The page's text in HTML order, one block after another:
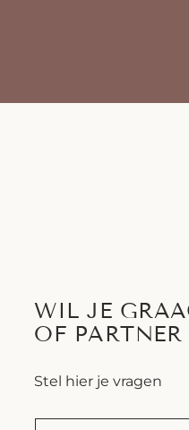
WIL JE
OF PARTNER
Stel hier je vragen